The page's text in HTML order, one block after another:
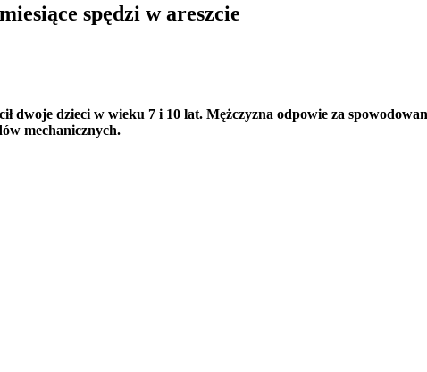
spędzi w areszcie
dwoje dzieci w wieku 7 i 10 lat. Mężczyzna odpowie za
mechanicznych.